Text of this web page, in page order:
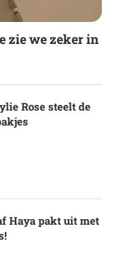
zie we zeker in
Rose steelt de
Haya pakt uit met